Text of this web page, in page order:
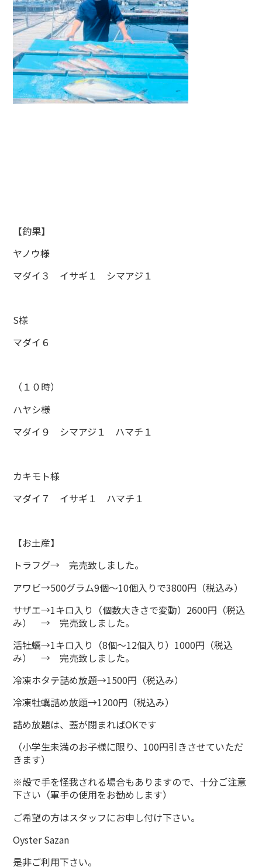
【釣果】
ヤノウ様
マダイ３ イサギ１ シマアジ１
S様
マダイ６
（１０時）
ハヤシ様
マダイ９ シマアジ１ ハマチ１
カキモト様
マダイ７ イサギ１ ハマチ１
【お土産】
トラフグ→ 完売致しました。
アワビ→500グラム9個～10個入りで3800円（税込み）
サザエ→1キロ入り（個数大きさで変動）2600円（税込
み） → 完売致しました。
活牡蠣→1キロ入り（8個～12個入り）1000円（税込
み） → 完売致しました。
冷凍ホタテ詰め放題→1500円（税込み）
冷凍牡蠣詰め放題→1200円（税込み）
詰め放題は、蓋が閉まればOKです
（小学生未満のお子様に限り、100円引きさせていただ
きます）
※殻で手を怪我される場合もありますので、十分ご注意
下さい（軍手の使用をお勧めします）
ご希望の方はスタッフにお申し付け下さい。
Oyster Sazan
是非ご利用下さい。